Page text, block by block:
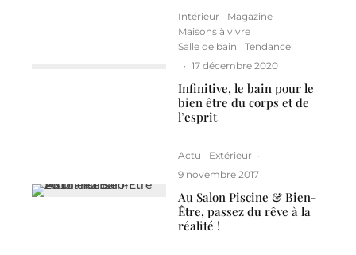
Intérieur
Magazine
Maisons à vivre
Salle de bain
Tendance
· 17 décembre 2020
Infinitive, le bain pour le
bien être du corps et de
l’esprit
Actu Extérieur ·
9 novembre 2017
Au Salon Piscine & Bien-
Être, passez du rêve à la
réalité !